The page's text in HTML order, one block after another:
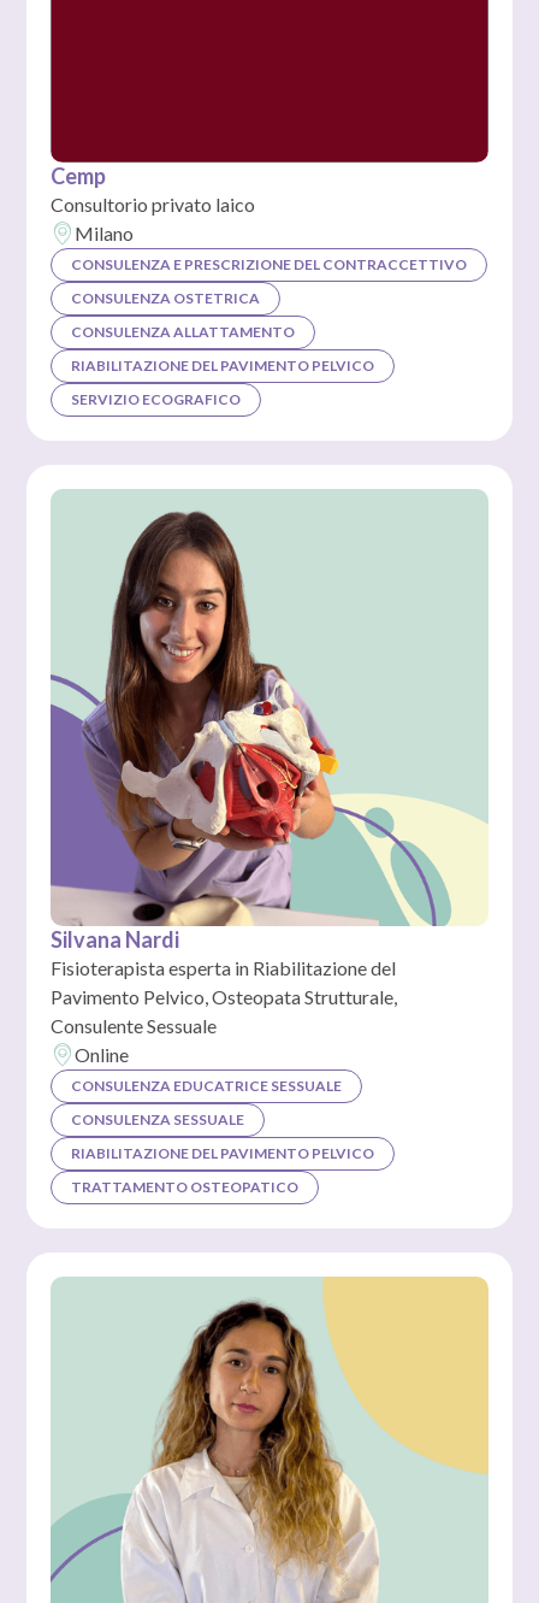
Cemp
Consultorio privato laico
Milano
CONSULENZA E PRESCRIZIONE DEL CONTRACCETTIVO
CONSULENZA OSTETRICA
CONSULENZA ALLATTAMENTO
RIABILITAZIONE DEL PAVIMENTO PELVICO
SERVIZIO ECOGRAFICO
Silvana Nardi
Fisioterapista esperta in Riabilitazione del
Pavimento Pelvico, Osteopata Strutturale,
Consulente Sessuale
Online
CONSULENZA EDUCATRICE SESSUALE
CONSULENZA SESSUALE
RIABILITAZIONE DEL PAVIMENTO PELVICO
TRATTAMENTO OSTEOPATICO